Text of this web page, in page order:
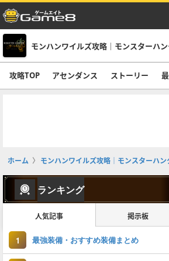
モンハンワイルズ攻略｜モンスターハ
攻略TOP アセンダンス ストーリー
ホーム モンハンワイルズ攻略｜モンスターハ
ランキング
人気記事 掲示板
1 最強装備・おすすめ装備まとめ